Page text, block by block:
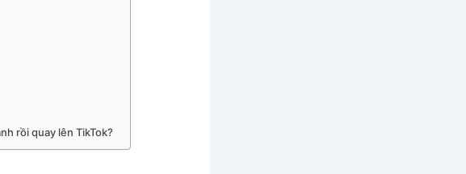
rồi quay lên TikTok?